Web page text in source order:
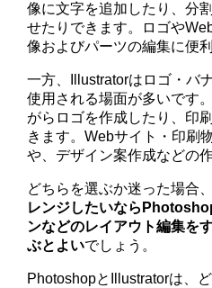
像に文字を追加したり、分
せたりできます。ロゴや
像およびパーツの編集に便利
一方、Illustratorはロゴ・バ
使用される場面が多いです
がらロゴを作成したり、印
きます。Webサイト・印刷
や、デザイン案作成などの
どちらを選ぶか迷った場合
レンジしたいなら
ンなどのレイアウト編集を
ぶとよいでしょう。
PhotoshopとIllustratorは、